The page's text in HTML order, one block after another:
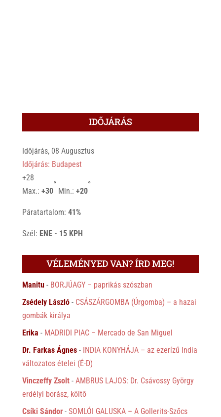
IDŐJÁRÁS
Időjárás, 08 Augusztus
Időjárás: Budapest
+28
Max.: +30
°
Min.: +20
°
Páratartalom: 41%
Szél: ENE - 15 KPH
VÉLEMÉNYED VAN? ÍRD MEG!
Manitu- BORJÚAGY – paprikás szószban
Zsédely László- CSÁSZÁRGOMBA (Úrgomba) – a hazai
gombák királya
Erika - MADRIDI PIAC – Mercado de San Miguel
Dr. Farkas Ágnes- INDIA KONYHÁJA – az ezerízű India
változatos ételei (É-D)
Vinczeffy Zsolt- AMBRUS LAJOS: Dr. Csávossy György
erdélyi borász, költő
Csíki Sándor- SOMLÓI GALUSKA – A Gollerits-Szőcs